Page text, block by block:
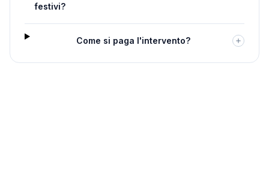
festivi?
Come si paga l'intervento?